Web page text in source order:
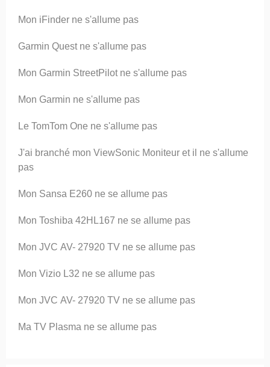
Mon iFinder ne s'allume pas
Garmin Quest ne s'allume pas
Mon Garmin StreetPilot ne s'allume pas
Mon Garmin ne s'allume pas
Le TomTom One ne s'allume pas
J'ai branché mon ViewSonic Moniteur et il ne s'allume
pas
Mon Sansa E260 ne se allume pas
Mon Toshiba 42HL167 ne se allume pas
Mon JVC AV- 27920 TV ne se allume pas
Mon Vizio L32 ne se allume pas
Mon JVC AV- 27920 TV ne se allume pas
Ma TV Plasma ne se allume pas